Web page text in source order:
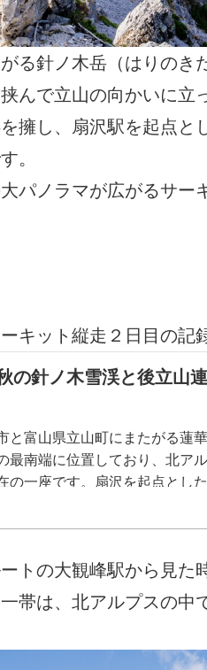
る針ノ木岳（はりのき
んで立山の向かいに立
擁し、扇沢駅を起点と
。
パノラマが広がるサー
キット縦走２日目の記
針ノ木雪渓と後立山
と富山県立山町にまたがる蓮
最南端に位置しており、北ア
の一座です。扇沢を起点とし
テントを担ぎ１泊２日の行程
トの大観峰駅から見た
帯は、北アルプスの中